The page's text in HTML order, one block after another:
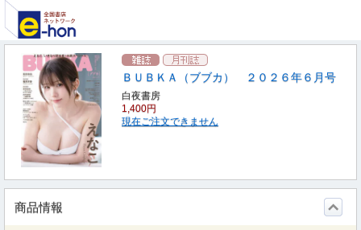
ＢＵＢＫＡ（ブブカ） ２０２６年６月号
白夜書房
1,400円
現在ご注文できません
商品情報